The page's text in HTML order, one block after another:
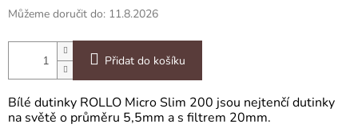
Můžeme doručit do: 11.8.2026
Přidat do košíku
Bílé dutinky ROLLO Micro Slim 200 jsou nejtenčí dutinky
na světě o průměru 5,5mm a s filtrem 20mm.